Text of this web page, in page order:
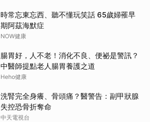
時常忘東忘西、聽不懂玩笑話 65歲婦罹早
期阿茲海默症
NOW健康
腸胃好，人不老！消化不良、便祕是警訊？
中醫師提點老人腸胃養護之道
Heho健康
洗腎完全身癢、骨頭痛？醫警告：副甲狀腺
失控恐骨折奪命
中天電視台